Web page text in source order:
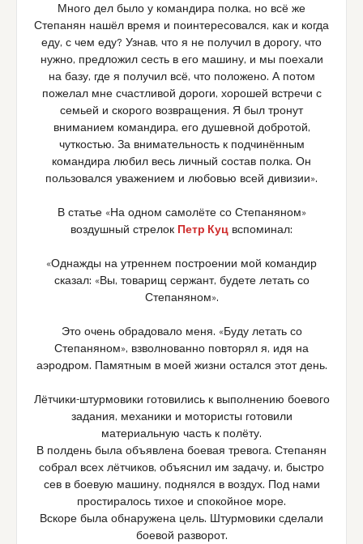
Много дел было у командира полка, но всё же
Степанян нашёл время и поинтересовался, как и когда
еду, с чем еду? Узнав, что я не получил в дорогу, что
нужно, предложил сесть в его машину, и мы поехали
на базу, где я получил всё, что положено. А потом
пожелал мне счастливой дороги, хорошей встречи с
семьей и скорого возвращения. Я был тронут
вниманием командира, его душевной добротой,
чуткостью. За внимательность к подчинённым
командира любил весь личный состав полка. Он
пользовался уважением и любовью всей дивизии».
В статье «На одном самолёте со Степаняном»
воздушный стрелок Петр Куц вспоминал:
«Однажды на утреннем построении мой командир
сказал: «Вы, товарищ сержант, будете летать со
Степаняном».
Это очень обрадовало меня. «Буду летать со
Степаняном», взволнованно повторял я, идя на
аэродром. Памятным в моей жизни остался этот день.
Лётчики-штурмовики готовились к выполнению боевого
задания, механики и мотористы готовили
материальную часть к полёту.
В полдень была объявлена боевая тревога. Степанян
собрал всех лётчиков, объяснил им задачу, и, быстро
сев в боевую машину, поднялся в воздух. Под нами
простиралось тихое и спокойное море.
Вскоре была обнаружена цель. Штурмовики сделали
боевой разворот.